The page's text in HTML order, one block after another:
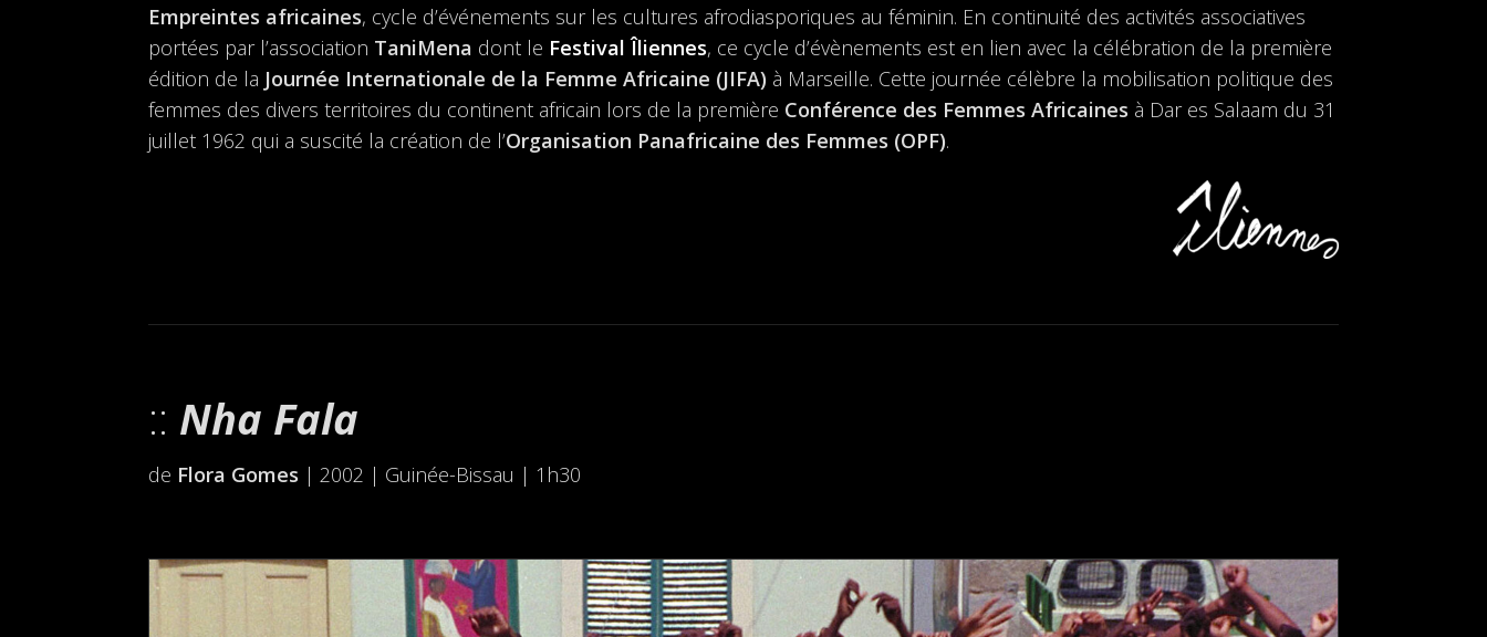
Empreintes africaines, cycle d’événements sur les cultures afrodiasporiques au féminin. En continuité des activités associatives
portées par l’association TaniMena dont le Festival Îliennes, ce cycle d’évènements est en lien avec la célébration de la première
édition de la Journée Internationale de la Femme Africaine (JIFA) à Marseille. Cette journée célèbre la mobilisation politique des
femmes des divers territoires du continent africain lors de la première Conférence des Femmes Africaines à Dar es Salaam du 31
juillet 1962 qui a suscité la création de l’Organisation Panafricaine des Femmes (OPF).
Nha Fala
de Flora Gomes | 2002 | Guinée-Bissau | 1h30